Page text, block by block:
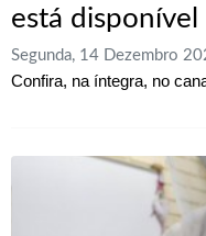
está disponível
Segunda, 14 Dezembro
Confira, na íntegra, no